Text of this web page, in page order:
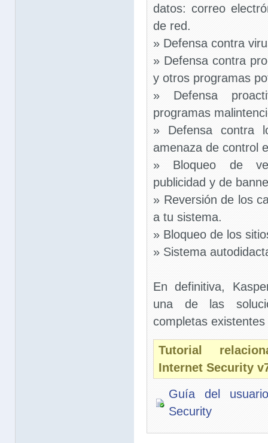
datos: correo
de red.
» Defensa contra
» Defensa contra
y otros programas
» Defensa
programas
» Defensa contra
amenaza de control
» Bloqueo de
publicidad y de
» Reversión de los
a tu sistema.
» Bloqueo de los
» Sistema
En definitiva,
una de las
completas
Tutorial
Internet Security
Guía del
Security